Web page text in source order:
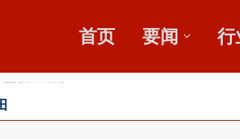
首页 要闻 行
中肥效